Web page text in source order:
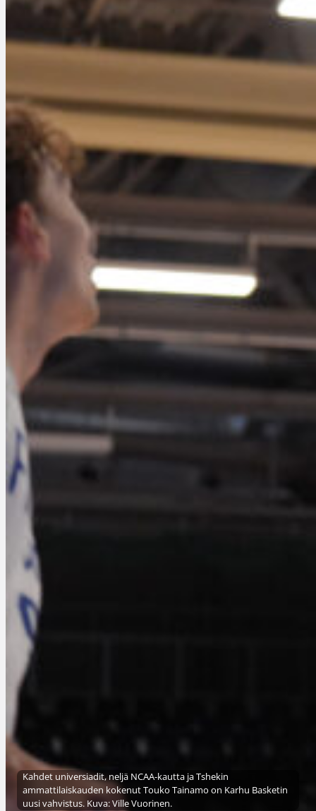
Kahdet universiadit, neljä NCAA-kautta ja Tshekin
ammattilaiskauden kokenut Touko Tainamo on Karhu Basketin
uusi vahvistus. Kuva: Ville Vuorinen.